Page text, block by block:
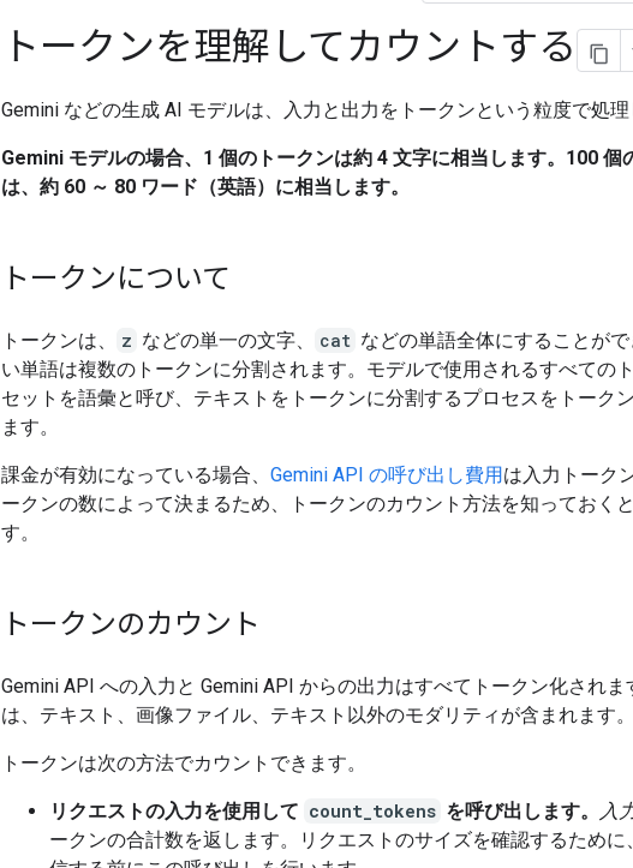
トークンを理解してカウントする
Gemini などの生成 AI モデルは、入力と出力をトークンという粒度で処理
Gemini モデルの場合、1 個のトークンは約 4 文字に相当します。100 個
は、約 60 ～ 80 ワード（英語）に相当します。
トークンについて
トークンは、 z などの単一の文字、 cat などの単語全体にすることが
い単語は複数のトークンに分割されます。モデルで使用されるすべての
セットを語彙と呼び、テキストをトークンに分割するプロセスをトーク
ます。
課金が有効になっている場合、 Gemini API の呼び出し費用は入力トーク
ークンの数によって決まるため、トークンのカウント方法を知っておく
す。
トークンのカウント
Gemini API への入力と Gemini API からの出力はすべてトークン化されま
は、テキスト、画像ファイル、テキスト以外のモダリティが含まれます。
トークンは次の方法でカウントできます。
リクエストの入力を使用して count_tokens を呼び出します。 入
ークンの合計数を返します。リクエストのサイズを確認するために